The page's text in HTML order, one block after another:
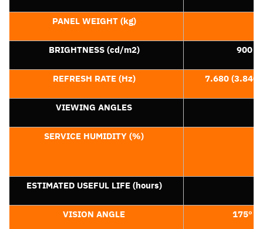
PANEL WEIGHT (kg)
BRIGHTNESS (cd/m2) 900
REFRESH RATE (Hz) 7.680 (3.840
VIEWING ANGLES
SERVICE HUMIDITY (%)
ESTIMATED USEFUL LIFE (hours)
VISION ANGLE 175º